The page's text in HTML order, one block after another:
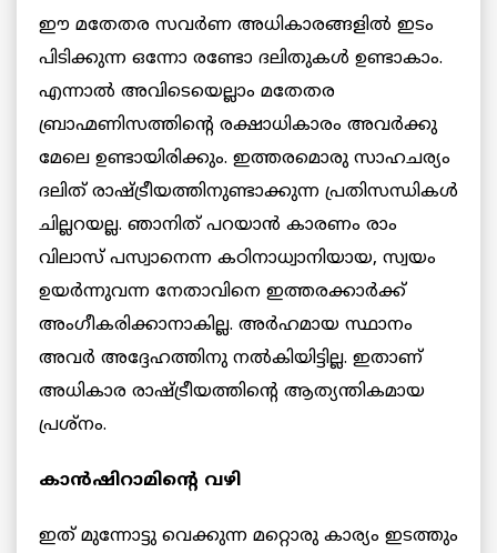
ഈ മതേതര സവർണ അധികാരങ്ങളിൽ ഇടം
പിടിക്കുന്ന ഒന്നോ രണ്ടോ ദലിതുകൾ ഉണ്ടാകാം.
എന്നാൽ അവിടെയെല്ലാം മതേതര
ബ്രാഹ്മണിസത്തിന്റെ രക്ഷാധികാരം അവർക്കു
മേലെ ഉണ്ടായിരിക്കും. ഇത്തരമൊരു സാഹചര്യം
ദലിത് രാഷ്ട്രീയത്തിനുണ്ടാക്കുന്ന പ്രതിസന്ധികൾ
ചില്ലറയല്ല. ഞാനിത് പറയാൻ കാരണം രാം
വിലാസ് പസ്വാനെന്ന കഠിനാധ്വാനിയായ, സ്വയം
ഉയർന്നുവന്ന നേതാവിനെ ഇത്തരക്കാർക്ക്
അംഗീകരിക്കാനാകില്ല. അർഹമായ സ്ഥാനം
അവർ അദ്ദേഹത്തിനു നൽകിയിട്ടില്ല. ഇതാണ്
അധികാര രാഷ്ട്രീയത്തിന്റെ ആത്യന്തികമായ
പ്രശ്നം.
കാൻഷിറാമിന്റെ വഴി
ഇത് മുന്നോട്ടു വെക്കുന്ന മറ്റൊരു കാര്യം ഇടത്തും